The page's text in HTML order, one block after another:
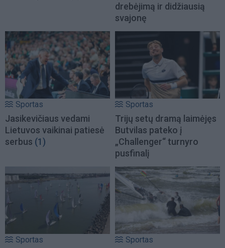
drebėjimą ir didžiausią
svajonę
Sportas
Jasikevičiaus vedami
Lietuvos vaikinai patiesė
serbus (1)
Sportas
Trijų setų dramą laimėjęs
Butvilas pateko į
„Challenger“ turnyro
pusfinalį
Sportas Sportas